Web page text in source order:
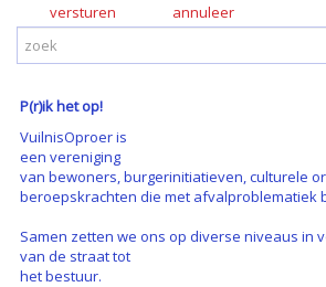
versturen
P(r)ik het op!
VuilnisOproer is
een vereniging
van bewoners, burgerinitiatieven, culturele
beroepskrachten die met afvalproblematiek
Samen zetten we ons op diverse niveaus in
van de straat tot
het bestuur.